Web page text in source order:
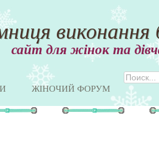
сайт для жінок та
ЖІНОЧИЙ ФОРУМ